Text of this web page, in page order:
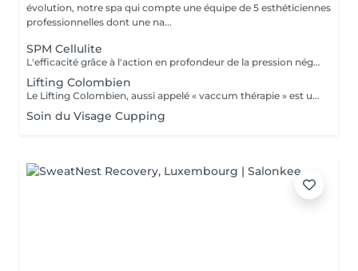
évolution, notre spa qui compte une équipe de 5 esthéticiennes
professionnelles dont une na...
SPM Cellulite
L'efficacité grâce à l'action en profondeur de la pression négative. Technique originale du "palper - rouler" Drainage, régénération et raffermissement des tissus du visage, du buste et du corps. Pour tous types de peaux. Traitements spécifiques contre les vergetures, la cellulite et bien d'autres. Maîtriser peau d'orange, culotte de cheval et tissus conjonctif faible grâce au SPM Digital ! Le SPM le multi -talent dont on ne peut plus se passer. Raffermir et regalber la poitrine sans appel à la chirurgie, l'un des nombreux traitements spécifiques.
Lifting Colombien
Le Lifting Colombien, aussi appelé « vaccum thérapie » est une technique non chirurgicale, pratiquée à l'aide de ventouses qui exercent une aspiration pour casser les dépôts de cellulite et de graisse, éliminer les toxines, améliorer le drainage et restaurer l'élasticité de la peau.
Soin du Visage Cupping